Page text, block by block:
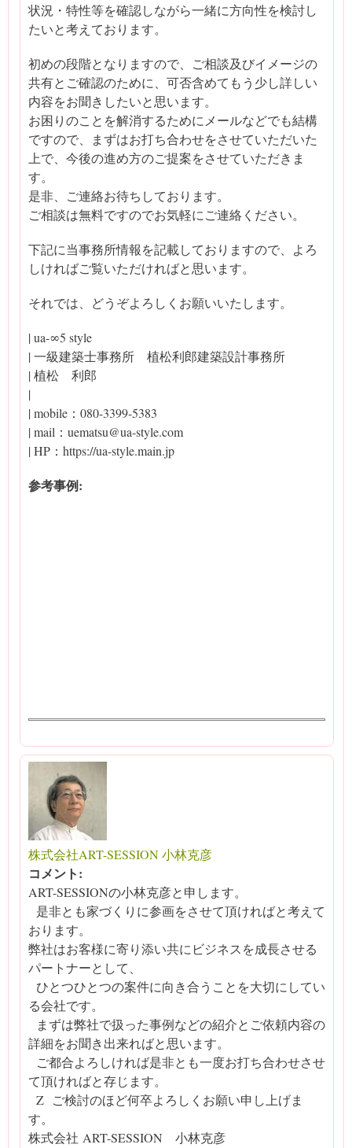
状況・特性等を確認しながら一緒に方向性を検討し
たいと考えております。
初めの段階となりますので、ご相談及びイメージの
共有とご確認のために、可否含めてもう少し詳しい
内容をお聞きしたいと思います。
お困りのことを解消するためにメールなどでも結構
ですので、まずはお打ち合わせをさせていただいた
上で、今後の進め方のご提案をさせていただきま
す。
是非、ご連絡お待ちしております。
ご相談は無料ですのでお気軽にご連絡ください。
下記に当事務所情報を記載しておりますので、よろ
しければご覧いただければと思います。
それでは、どうぞよろしくお願いいたします。
| ua-∞5 style
| 一級建築士事務所 植松利郎建築設計事務所
| 植松 利郎
|
| mobile：080-3399-5383
| mail：uematsu@ua-style.com
| HP：https://ua-style.main.jp
参考事例:
株式会社ART-SESSION 小林克彦
コメント:
ART-SESSIONの小林克彦と申します。
是非とも家づくりに参画をさせて頂ければと考えて
おります。
弊社はお客様に寄り添い共にビジネスを成長させる
パートナーとして、
ひとつひとつの案件に向き合うことを大切にしてい
る会社です。
まずは弊社で扱った事例などの紹介とご依頼内容の
詳細をお聞き出来ればと思います。
ご都合よろしければ是非とも一度お打ち合わせさせ
て頂ければと存じます。
Z ご検討のほど何卒よろしくお願い申し上げま
す。
株式会社 ART-SESSION 小林克彦